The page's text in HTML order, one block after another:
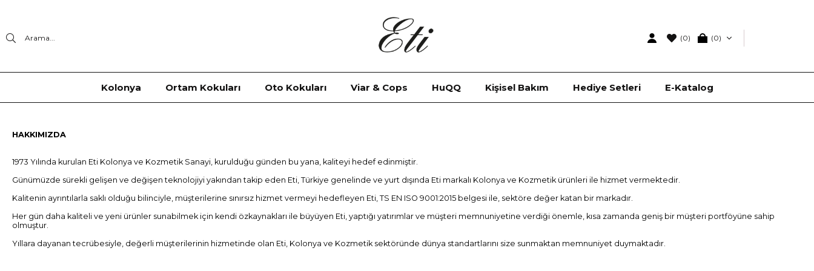
Arama... (0) 0
Kolonya Ortam Kokuları Oto Kokuları Viar & Cops HuQQ Kişisel Bakım Hediye Setleri E-Katalog
HAKKIMIZDA
1973 Yılında kurulan Eti Kolonya ve Kozmetik Sanayi, kurulduğu günden bu yana, kaliteyi hedef edinmiştir.
Günümüzde sürekli gelişen ve değişen teknolojiyi yakından takip eden Eti, Türkiye genelinde ve yurt dışında Eti markalı Kolonya ve Kozmetik ürünleri ile hizmet vermektedir.
Kalitenin ayrıntılarla saklı olduğu bilinciyle, müşterilerine sınırsız hizmet vermeyi hedefleyen Eti, TS EN ISO 9001:2015 belgesi ile, sektöre değer katan bir markadır.
Her gün daha kaliteli ve yeni ürünler sunabilmek için kendi özkaynakları ile büyüyen Eti, yaptığı yatırımlar ve müşteri memnuniyetine verdiği önemle, kısa zamanda geniş bir müşteri portföyüne sahip
olmuştur.
Yıllara dayanan tecrübesiyle, değerli müşterilerinin hizmetinde olan Eti, Kolonya ve Kozmetik sektöründe dünya standartlarını size sunmaktan memnuniyet duymaktadır.